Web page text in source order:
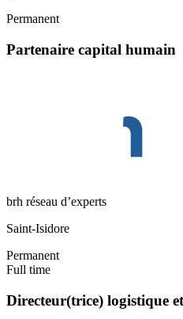
Permanent
Partenaire capital humain
brh réseau d’experts
Saint-Isidore
Permanent
Full time
Directeur(trice) logistique